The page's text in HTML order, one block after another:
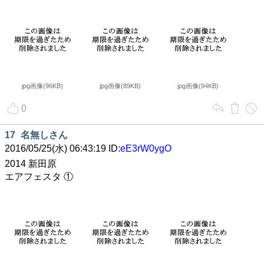
jpg画像(96KB) jpg画像(89KB) jpg画像(94KB)
0
17 名無しさん
2016/05/25(水) 06:43:19 ID:eE3rW0ygO
2014 新田原
エアフェスタ ①